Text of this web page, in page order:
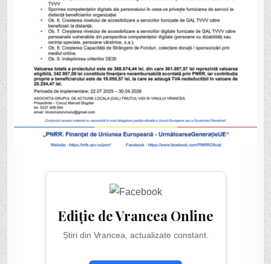
Ediție de Vrancea Online
Știri din Vrancea, actualizate constant.